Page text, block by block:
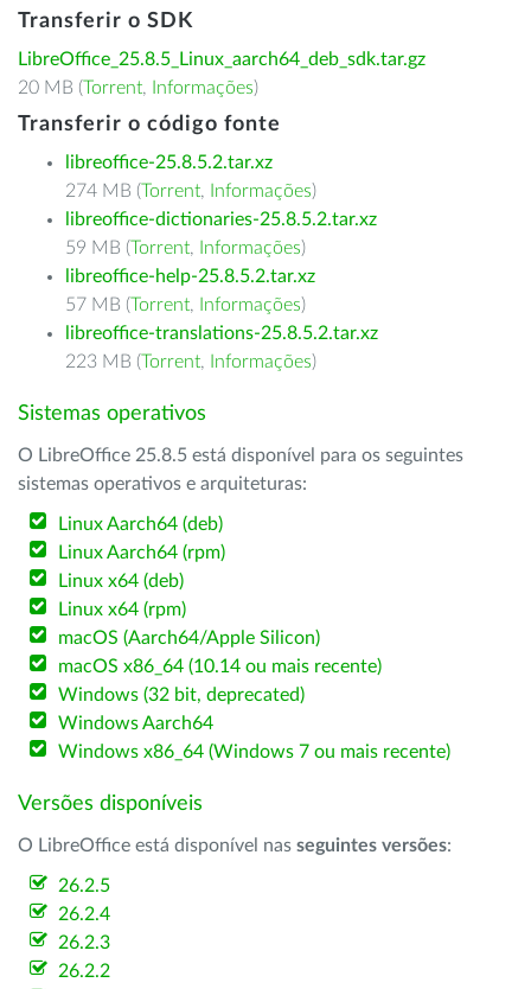
Transferir o SDK
LibreOffice_25.8.5_Linux_aarch64_deb_sdk.tar.gz
20 MB (Torrent, Informações)
Transferir o código fonte
libreoffice-25.8.5.2.tar.xz
274 MB (Torrent, Informações)
libreoffice-dictionaries-25.8.5.2.tar.xz
59 MB (Torrent, Informações)
libreoffice-help-25.8.5.2.tar.xz
57 MB (Torrent, Informações)
libreoffice-translations-25.8.5.2.tar.xz
223 MB (Torrent, Informações)
Sistemas operativos
O LibreOffice 25.8.5 está disponível para os seguintes
sistemas operativos e arquiteturas:
Linux Aarch64 (deb)
Linux Aarch64 (rpm)
Linux x64 (deb)
Linux x64 (rpm)
macOS (Aarch64/Apple Silicon)
macOS x86_64 (10.14 ou mais recente)
Windows (32 bit, deprecated)
Windows Aarch64
Windows x86_64 (Windows 7 ou mais recente)
Versões disponíveis
O LibreOffice está disponível nas seguintes versões:
26.2.5
26.2.4
26.2.3
26.2.2